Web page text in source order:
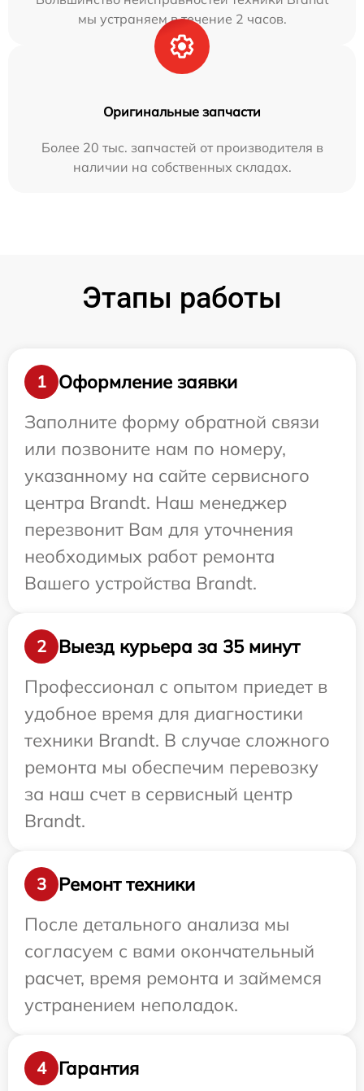
мы устраняем в течение 2 часов.
Оригинальные запчасти
Более 20 тыс. запчастей от производителя в
наличии на собственных складах.
Этапы работы
1
Оформление заявки
Заполните форму обратной связи
или позвоните нам по номеру,
указанному на сайте сервисного
центра Brandt. Наш менеджер
перезвонит Вам для уточнения
необходимых работ ремонта
Вашего устройства Brandt.
2
Выезд курьера за 35 минут
Профессионал с опытом приедет в
удобное время для диагностики
техники Brandt. В случае сложного
ремонта мы обеспечим перевозку
за наш счет в сервисный центр
Brandt.
3
Ремонт техники
После детального анализа мы
согласуем с вами окончательный
расчет, время ремонта и займемся
устранением неполадок.
4 Гарантия